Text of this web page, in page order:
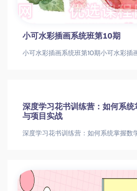
小可水彩插画系统班第10期
小可水彩插画系统班第10期小可水彩插
深度学习花书训练营：如何系
与项目实战